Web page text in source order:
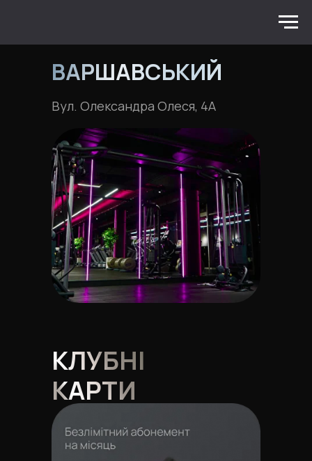
ВАРШАВСЬКИЙ
Вул. Олександра Олеся, 4А
КЛУБНІ
КАРТИ